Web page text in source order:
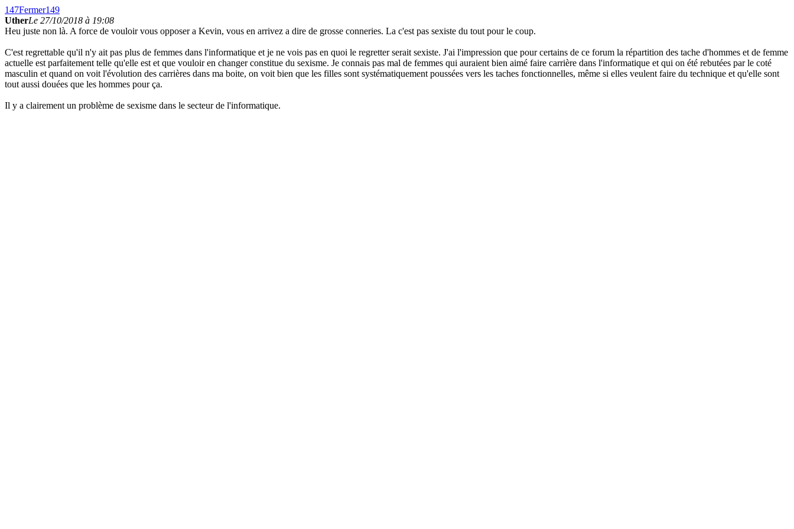
147Fermer149
UtherLe 27/10/2018 à 19:08
Heu juste non là. A force de vouloir vous opposer a Kevin, vous en arrivez a dire de grosse conneries. La c'est pas sexiste du tout pour le coup.
C'est regrettable qu'il n'y ait pas plus de femmes dans l'informatique et je ne vois pas en quoi le regretter serait sexiste. J'ai l'impression que pour certains de ce forum la répartition des tache d'hommes et de femme
actuelle est parfaitement telle qu'elle est et que vouloir en changer constitue du sexisme. Je connais pas mal de femmes qui auraient bien aimé faire carrière dans l'informatique et qui on été rebutées par le coté
masculin et quand on voit l'évolution des carrières dans ma boite, on voit bien que les filles sont systématiquement poussées vers les taches fonctionnelles, même si elles veulent faire du technique et qu'elle sont
tout aussi douées que les hommes pour ça.
Il y a clairement un problème de sexisme dans le secteur de l'informatique.